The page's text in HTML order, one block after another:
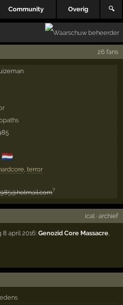
Community Overig 🔍
26 fans
🇳🇱
terror
?
ical· archief
8 april 2016:Genozid Core Massacre